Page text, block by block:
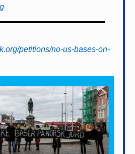
petitions/no-us-bases-on-